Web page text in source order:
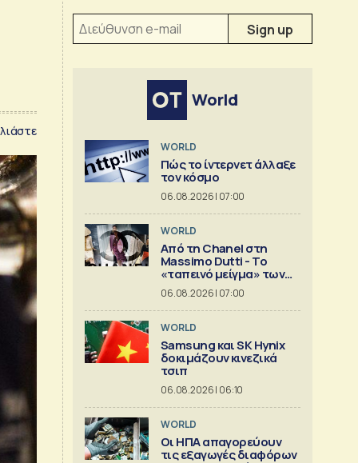
World
WORLD
Πώς το ίντερνετ άλλαξε
τον κόσμο
06.08.2026 | 07:00
WORLD
Από τη Chanel στη
Massimo Dutti - Το
«ταπεινό μείγμα» των
best seller
06.08.2026 | 07:00
WORLD
Samsung και SK Hynix
δοκιμάζουν κινεζικά
τσιπ
06.08.2026 | 06:10
WORLD
Οι ΗΠΑ απαγορεύουν
τις εξαγωγές διαφόρων